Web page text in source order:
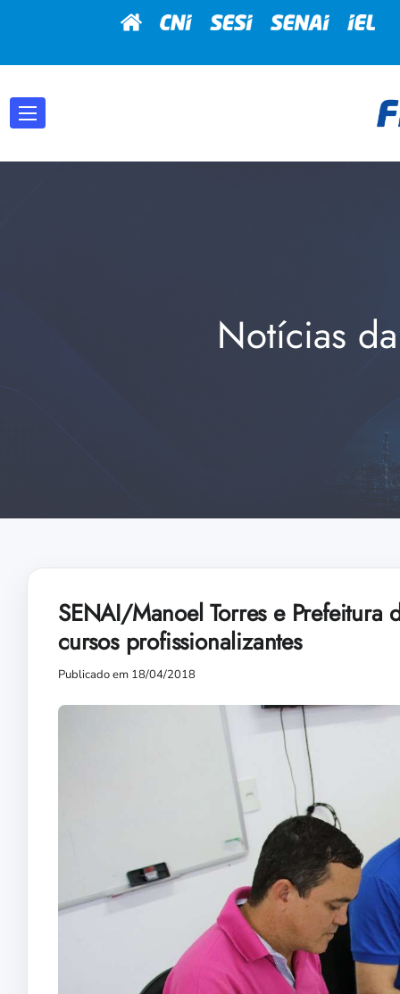
Notícias
SENAI/Manoel Torres e
cursos profissionalizantes
Publicado em 18/04/2018